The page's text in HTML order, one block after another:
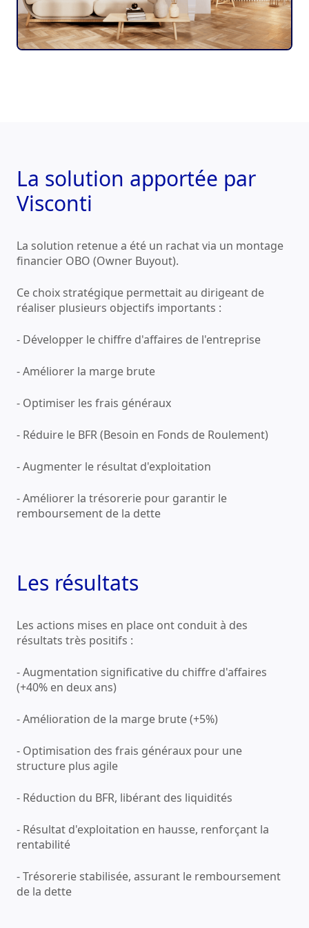
La solution apportée par
Visconti
La solution retenue a été un rachat via un montage
financier OBO (Owner Buyout).
Ce choix stratégique permettait au dirigeant de
réaliser plusieurs objectifs importants :
- Développer le chiffre d'affaires de l'entreprise
- Améliorer la marge brute
- Optimiser les frais généraux
- Réduire le BFR (Besoin en Fonds de Roulement)
- Augmenter le résultat d'exploitation
- Améliorer la trésorerie pour garantir le
remboursement de la dette
Les résultats
Les actions mises en place ont conduit à des
résultats très positifs :
- Augmentation significative du chiffre d'affaires
(+40% en deux ans)
- Amélioration de la marge brute (+5%)
- Optimisation des frais généraux pour une
structure plus agile
- Réduction du BFR, libérant des liquidités
- Résultat d'exploitation en hausse, renforçant la
rentabilité
- Trésorerie stabilisée, assurant le remboursement
de la dette